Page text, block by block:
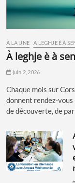
À LA UNE A LEGHJE È À
à leghje è à
juin 2, 2026
Chaque mois sur
donnent rendez-
de découverte, de
avvene in